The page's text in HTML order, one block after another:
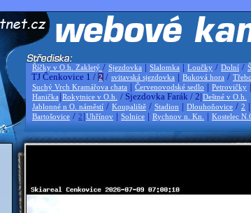
Říčky v O.h. Zakletý / Sjezdovka | Slalomka | Loučky / Dolní /
TJ Čenkovice 1 / 2 / svitavská sjezdovka | Buková hora /
Suchý Vrch Kramářova chata | Červenovodské sedlo | Petrovičky |
Hanička |Rokytnice v O.h. / Sjezdovka Farák / 2|Deštné v O.h.
Jablonné n O. náměstí / Koupaliště / Stadion | Dlouhoňovice / 2 |
Bartošovice / 2 |Uhřínov | Solnice | Rychnov n. Kn. | Kostelec